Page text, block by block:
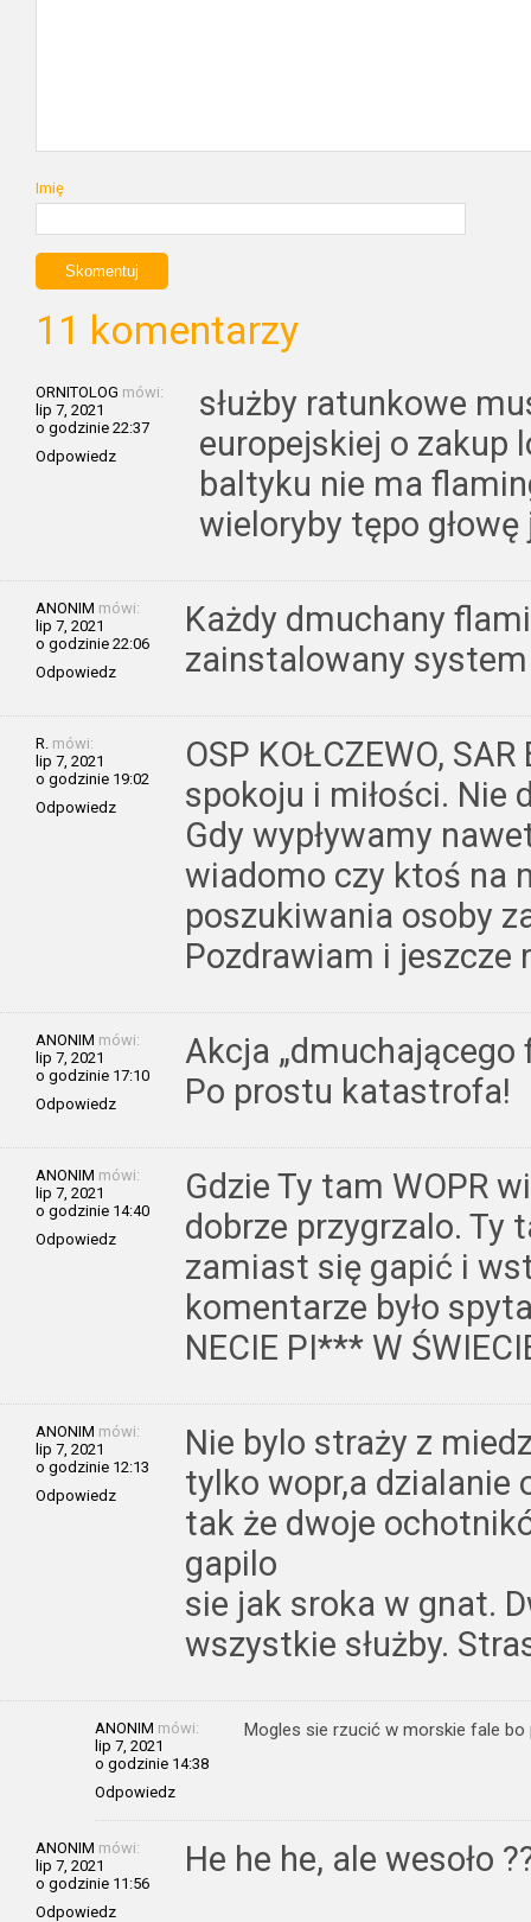
Imię
11 komentarzy
ORNITOLOG mówi:
lip 7, 2021
o godzinie 22:37
Odpowiedz
służby ratunkowe
europejskiej o zakup
baltyku nie ma
wieloryby tępo
ANONIM mówi:
lip 7, 2021
o godzinie 22:06
Odpowiedz
Każdy dmuchany
zainstalowany
R. mówi:
lip 7, 2021
o godzinie 19:02
Odpowiedz
OSP KOŁCZEWO,
spokoju i miłości. Nie
Gdy wypływamy
wiadomo czy ktoś na
poszukiwania osoby
Pozdrawiam i jeszcze
ANONIM mówi:
lip 7, 2021
o godzinie 17:10
Odpowiedz
Akcja „dmuchającego
Po prostu katastrofa!
ANONIM mówi:
lip 7, 2021
o godzinie 14:40
Odpowiedz
Gdzie Ty tam WOPR
dobrze przygrzalo. Ty
zamiast się gapić i
komentarze było
NECIE PI*** W
ANONIM mówi:
lip 7, 2021
o godzinie 12:13
Odpowiedz
Nie bylo straży z
tylko wopr,a dzialanie
tak że dwoje
gapilo
sie jak sroka w gnat.
wszystkie służby.
ANONIM mówi:
lip 7, 2021
o godzinie 14:38
Odpowiedz
Mogles sie rzucić w morskie fale bo
ANONIM mówi:
lip 7, 2021
o godzinie 11:56
Odpowiedz
He he he, ale wesoło